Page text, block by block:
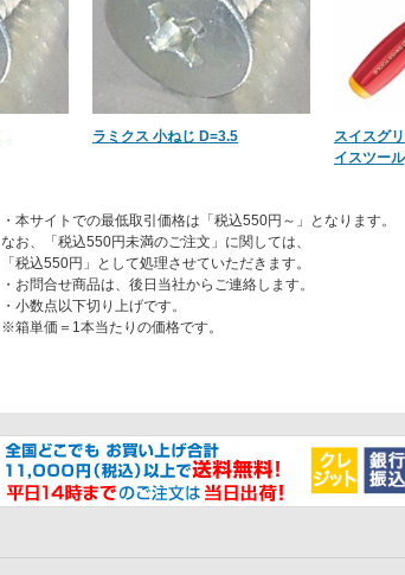
ラミクス 小ねじ D=3.5
スイスグ
イスツー
・本サイトでの最低取引価格は「税込550円～」となります。
なお、「税込550円未満のご注文」に関しては、
「税込550円」として処理させていただきます。
・お問合せ商品は、後日当社からご連絡します。
・小数点以下切り上げです。
※箱単価＝1本当たりの価格です。